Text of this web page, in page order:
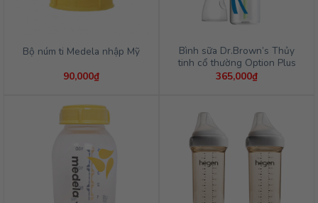
Bộ núm ti Medela nhập Mỹ
90,000₫
Bình sữa Dr.Brown’s Thủy
tinh cổ thường Option Plus
365,000₫